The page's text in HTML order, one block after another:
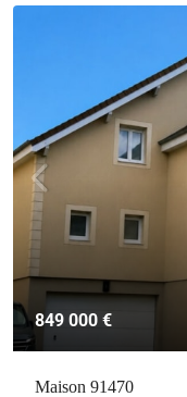
849 000 €
Maison 91470